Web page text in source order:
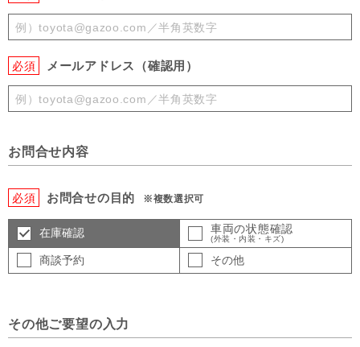
必須 メールアドレス（確認用）
お問合せ内容
必須 お問合せの目的 ※複数選択可
在庫確認 車両の状態確認
(外装・内装・キズ)
商談予約 その他
その他ご要望の入力